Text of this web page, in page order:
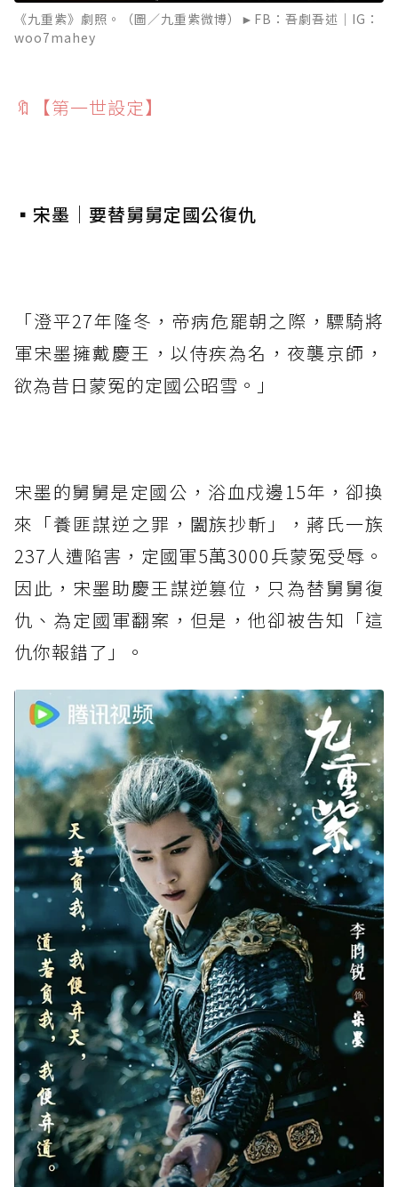
《九重紫》劇照。（圖／九重紫微博）►FB：吾劇吾述｜IG：
woo7mahey
🔖【第一世設定】
▪️宋墨｜要替舅舅定國公復仇
「澄平27年隆冬，帝病危罷朝之際，驃騎將
軍宋墨擁戴慶王，以侍疾為名，夜襲京師，
欲為昔日蒙冤的定國公昭雪。」
宋墨的舅舅是定國公，浴血戍邊15年，卻換
來「養匪謀逆之罪，闔族抄斬」，蔣氏一族
237人遭陷害，定國軍5萬3000兵蒙冤受辱。
因此，宋墨助慶王謀逆篡位，只為替舅舅復
仇、為定國軍翻案，但是，他卻被告知「這
仇你報錯了」。⁡